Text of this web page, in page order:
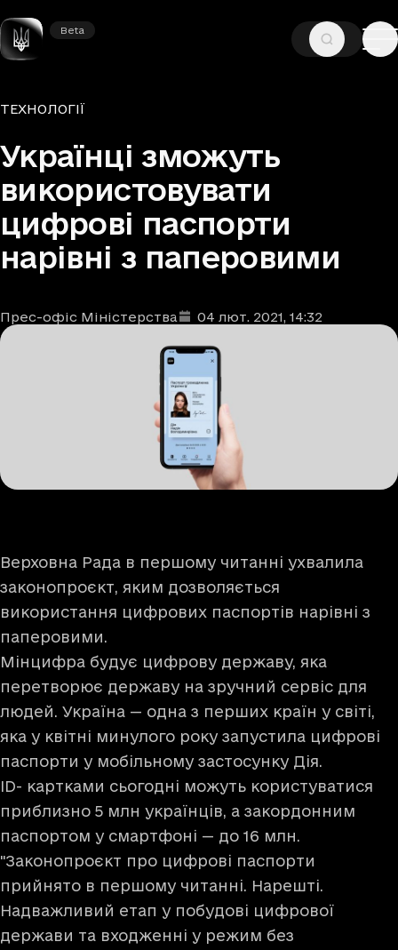
Beta
Beta
ГОЛОВНА —НОВИНИ
Рубрики
ТЕХНОЛОГІЇ
Українці зможуть
використовувати
цифрові паспорти
нарівні з паперовими
Автори
Прес-офіс Міністерства
Дата та час публікації: 04 лют. 2021, 14:32
Верховна Рада в першому читанні ухвалила
законопроєкт, яким дозволяється
використання цифрових паспортів нарівні з
паперовими.
Мінцифра будує цифрову державу, яка
перетворює державу на зручний сервіс для
людей. Україна — одна з перших країн у світі,
яка у квітні минулого року запустила цифрові
паспорти у мобільному застосунку Дія.
ID- картками сьогодні можуть користуватися
приблизно 5 млн українців, а закордонним
паспортом у смартфоні — до 16 млн.
"Законопроєкт про цифрові паспорти
прийнято в першому читанні. Нарешті.
Надважливий етап у побудові цифрової
держави та входженні у режим без